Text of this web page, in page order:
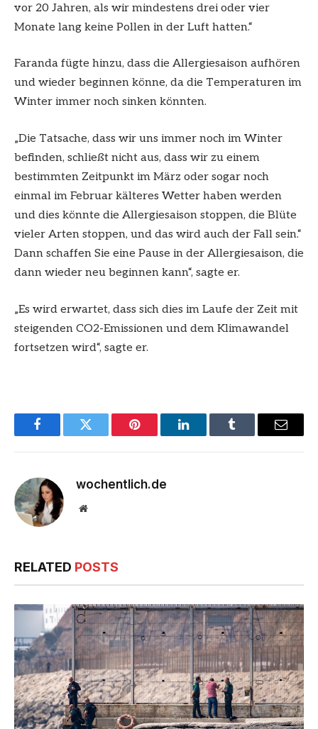
vor 20 Jahren, als wir mindestens drei oder vier
Monate lang keine Pollen in der Luft hatten.“
Faranda fügte hinzu, dass die Allergiesaison aufhören
und wieder beginnen könne, da die Temperaturen im
Winter immer noch sinken könnten.
„Die Tatsache, dass wir uns immer noch im Winter
befinden, schließt nicht aus, dass wir zu einem
bestimmten Zeitpunkt im März oder sogar noch
einmal im Februar kälteres Wetter haben werden
und dies könnte die Allergiesaison stoppen, die Blüte
vieler Arten stoppen, und das wird auch der Fall sein.“
Dann schaffen Sie eine Pause in der Allergiesaison, die
dann wieder neu beginnen kann“, sagte er.
„Es wird erwartet, dass sich dies im Laufe der Zeit mit
steigenden CO2-Emissionen und dem Klimawandel
fortsetzen wird“, sagte er.
FacebookTwitter Pinterest LinkedInTumblr Email
wochentlich.de
Website
RELATED POSTS